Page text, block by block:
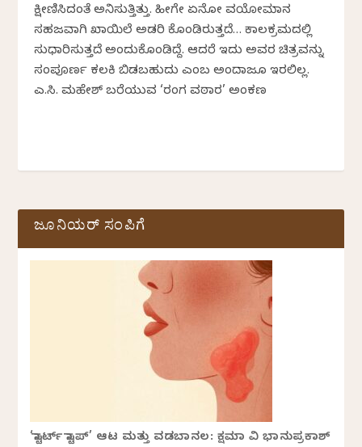
ಕ್ಷೀಣಿಸಿದಂತೆ ಅನಿಸುತ್ತಿತ್ತು. ಹೀಗೇ ಏನೋ ವಯೋಮಾನ
ಸಹಜವಾಗಿ ಖಾಯಿಲೆ ಅಡರಿ ಕೊಂಡಿರುತ್ತದೆ… ಕಾಲಕ್ರಮದಲ್ಲಿ
ಸುಧಾರಿಸುತ್ತದೆ ಅಂದುಕೊಂಡಿದ್ದೆ. ಆದರೆ ಇದು ಅವರ ಚಿತ್ರವನ್ನು
ಸಂಪೂರ್ಣ ಕಲಕಿ ಬಿಡಬಹುದು ಎಂಬ ಅಂದಾಜೂ ಇರಲಿಲ್ಲ.
ಎನ್.ಸಿ. ಮಹೇಶ್ ಬರೆಯುವ ‘ರಂಗ ವಠಾರ’ ಅಂಕಣ
ಜೂನಿಯರ್ ಸಂಪಿಗೆ
‘ಸ್ಟಾರ್ಟ್ ಸ್ಟಾಪ್’ ಆಟ ಮತ್ತು ವಡಬಾನಲ: ಕ್ಷಮಾ ವಿ ಭಾನುಪ್ರಕಾಶ್